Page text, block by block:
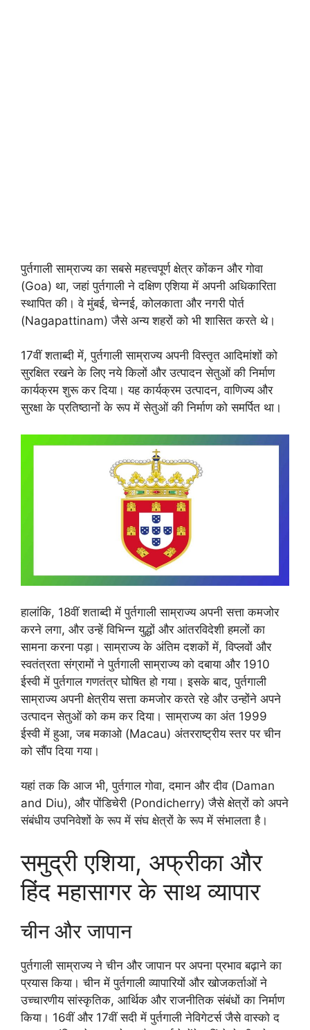
पुर्तगाली साम्राज्य का सबसे महत्त्वपूर्ण क्षेत्र कोंकन और गोवा
(Goa) था, जहां पुर्तगाली ने दक्षिण एशिया में अपनी अधिकारिता
स्थापित की। वे मुंबई, चेन्नई, कोलकाता और नगरी पोर्त
(Nagapattinam) जैसे अन्य शहरों को भी शासित करते थे।
17वीं शताब्दी में, पुर्तगाली साम्राज्य अपनी विस्तृत आदिमांशों को
सुरक्षित रखने के लिए नये किलों और उत्पादन सेतुओं की निर्माण
कार्यक्रम शुरू कर दिया। यह कार्यक्रम उत्पादन, वाणिज्य और
सुरक्षा के प्रतिष्ठानों के रूप में सेतुओं की निर्माण को समर्पित था।
हालांकि, 18वीं शताब्दी में पुर्तगाली साम्राज्य अपनी सत्ता कमजोर
करने लगा, और उन्हें विभिन्न युद्धों और आंतरविदेशी हमलों का
सामना करना पड़ा। साम्राज्य के अंतिम दशकों में, विप्लवों और
स्वतंत्रता संग्रामों ने पुर्तगाली साम्राज्य को दबाया और 1910
ईस्वी में पुर्तगाल गणतंत्र घोषित हो गया। इसके बाद, पुर्तगाली
साम्राज्य अपनी क्षेत्रीय सत्ता कमजोर करते रहे और उन्होंने अपने
उत्पादन सेतुओं को कम कर दिया। साम्राज्य का अंत 1999
ईस्वी में हुआ, जब मकाओ (Macau) अंतरराष्ट्रीय स्तर पर चीन
को सौंप दिया गया।
यहां तक कि आज भी, पुर्तगाल गोवा, दमान और दीव (Daman
and Diu), और पोंडिचेरी (Pondicherry) जैसे क्षेत्रों को अपने
संबंधीय उपनिवेशों के रूप में संघ क्षेत्रों के रूप में संभालता है।
समुद्री एशिया, अफ्रीका और
हिंद महासागर के साथ व्यापार
चीन और जापान
पुर्तगाली साम्राज्य ने चीन और जापान पर अपना प्रभाव बढ़ाने का
प्रयास किया। चीन में पुर्तगाली व्यापारियों और खोजकर्ताओं ने
उच्चारणीय सांस्कृतिक, आर्थिक और राजनीतिक संबंधों का निर्माण
किया। 16वीं और 17वीं सदी में पुर्तगाली नेविगेटर्स जैसे वास्को द